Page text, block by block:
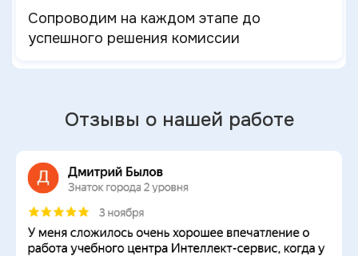
Сопроводим на каждом этапе до
успешного решения комиссии
Отзывы о нашей работе